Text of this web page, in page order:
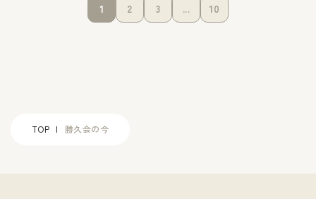
1 2 3 ... 10
TOP 勝久会の今